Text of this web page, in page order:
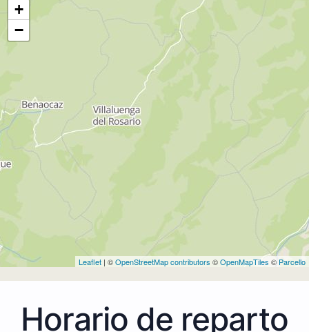
+
−
Leaflet | ©OpenStreetMap contributors ©OpenMapTiles © Parcello
Horario de reparto